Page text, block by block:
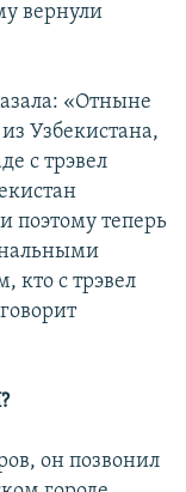
вернули
«Отныне
Узбекистана,
с трэвел
поэтому теперь
кто с трэвел
он позвонил